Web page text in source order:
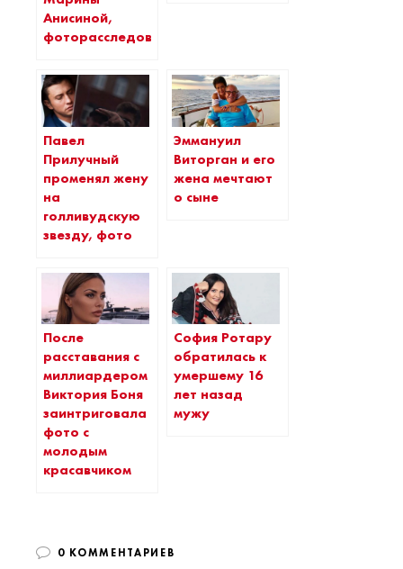
Анисиной,
фоторасследование
Павел
Прилучный
променял жену
на
голливудскую
звезду, фото
Эммануил
Виторган и его
жена мечтают
о сыне
После
расставания с
миллиардером
Виктория Боня
заинтриговала
фото с
молодым
красавчиком
София Ротару
обратилась к
умершему 16
лет назад
мужу
0 КОММЕНТАРИЕВ